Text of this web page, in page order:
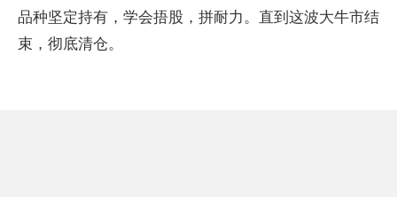
品种坚定持有，学会捂股，拼耐力。直到这波大牛市结
束，彻底清仓。